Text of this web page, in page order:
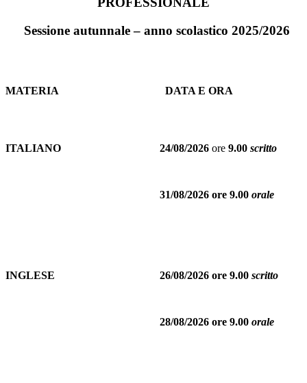
Sessione autunnale – anno scolastico 2025/2026
MATERIA DATA E ORA
ITALIANO 24/08/2026 ore 9.00 scritto
31/08/2026 ore 9.00 orale
INGLESE 26/08/2026 ore 9.00 scritto
28/08/2026 ore 9.00 orale